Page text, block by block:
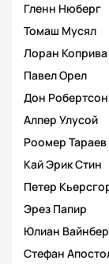
Гленн Нюберг
Томаш Мусял
Лоран Коприва
Павел Орел
Дон Робертсон
Алпер Улусой
Роомер Тараев
Кай Эрик Стин
Петер
Эрез Папир
Юлиан
Стефан